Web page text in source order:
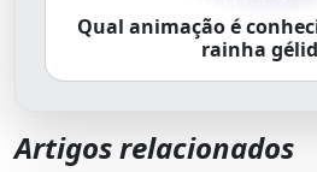
Qual animação é
rainha
Artigos relacionados